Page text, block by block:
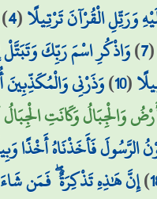
وَرَتِّلِ الْقُرْآنَ تَرْتِيلًا(
4
(
7
)وَاذْكُرِ اسْمَ رَبِّكَ وَتَبَتَّلْ
(
10
)وَذَرْنِي وَالْمُكَذِّبِينَ
وَالْجِبَالُ وَكَانَتِ الْجِبَالُ
فَأَخَذْنَاهُ أَخْذًا
)إِنَّ هَٰذِهِ تَذْكِرَةٌ ۖ فَمَن شَاءَ